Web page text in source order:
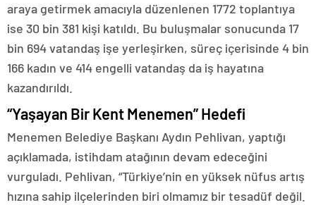
araya getirmek amacıyla düzenlenen 1772 toplantıya
ise 30 bin 381 kişi katıldı. Bu buluşmalar sonucunda 17
bin 694 vatandaş işe yerleşirken, süreç içerisinde 4 bin
166 kadın ve 414 engelli vatandaş da iş hayatına
kazandırıldı.
“Yaşayan Bir Kent Menemen” Hedefi
Menemen Belediye Başkanı Aydın Pehlivan, yaptığı
açıklamada, istihdam atağının devam edeceğini
vurguladı. Pehlivan, “Türkiye’nin en yüksek nüfus artış
hızına sahip ilçelerinden biri olmamız bir tesadüf değil.